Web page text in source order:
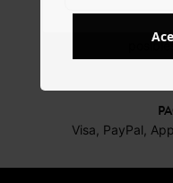
Visa, PayPal,